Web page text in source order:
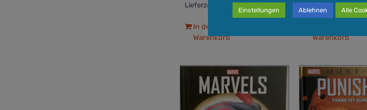
Lieferzeit:
3-5 Werktage
In den
Warenkorb
Lieferzeit:3-5
Warenkorb
Einstellungen Ablehnen Alle